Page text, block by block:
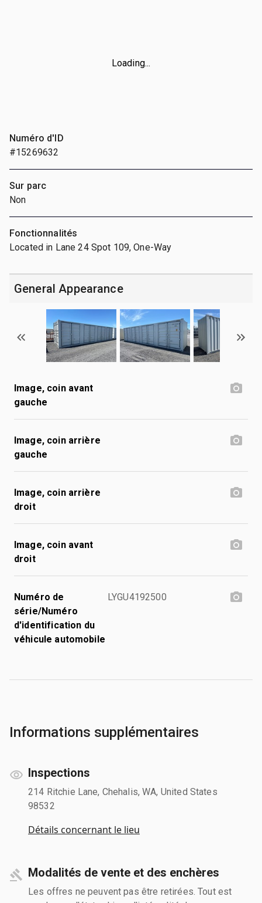
Loading...
Numéro d'ID
#15269632
Sur parc
Non
Fonctionnalités
Located in Lane 24 Spot 109, One-Way
General Appearance
Image, coin avant
gauche
Image, coin arrière
gauche
Image, coin arrière
droit
Image, coin avant
droit
Numéro de
série/Numéro
d'identification du
véhicule automobile
LYGU4192500
Informations supplémentaires
Inspections
214 Ritchie Lane, Chehalis, WA, United States
98532
Détails concernant le lieu
Modalités de vente et des enchères
Les offres ne peuvent pas être retirées. Tout est